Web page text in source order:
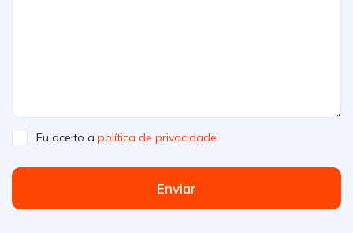
Eu aceito a política de privacidade
Enviar